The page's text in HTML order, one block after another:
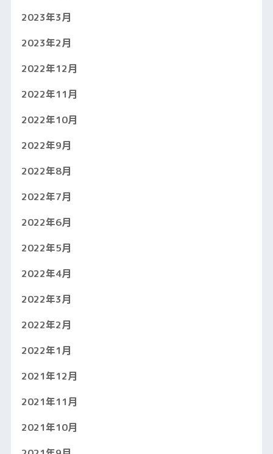
2023年3月
2023年2月
2022年12月
2022年11月
2022年10月
2022年9月
2022年8月
2022年7月
2022年6月
2022年5月
2022年4月
2022年3月
2022年2月
2022年1月
2021年12月
2021年11月
2021年10月